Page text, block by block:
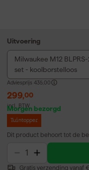
Uitvoering
Milwaukee M12
set - koolborstelloos
Adviesprijs 435,00
299,00
incl. BTW
Morgen bezorgd
Tuintopper
Dit product behoort tot de
Gratis verzending vanaf